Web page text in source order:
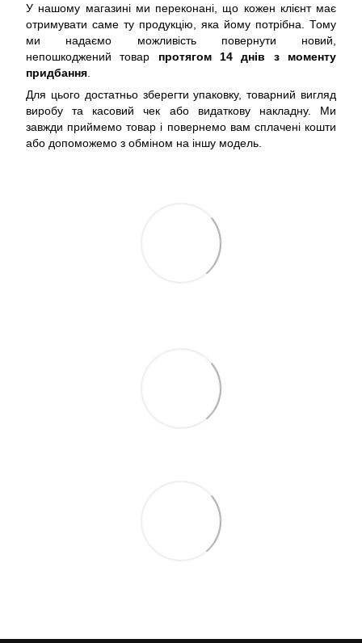
У нашому магазині ми переконані, що кожен клієнт має
отримувати саме ту продукцію, яка йому потрібна. Тому
ми надаємо можливість повернути новий,
непошкоджений товар протягом 14 днів з моменту
придбання
Для цього достатньо зберегти упаковку, товарний вигляд
виробу та касовий чек або видаткову накладну. Ми
завжди приймемо товар і повернемо вам сплачені кошти
або допоможемо з обміном на іншу модель.